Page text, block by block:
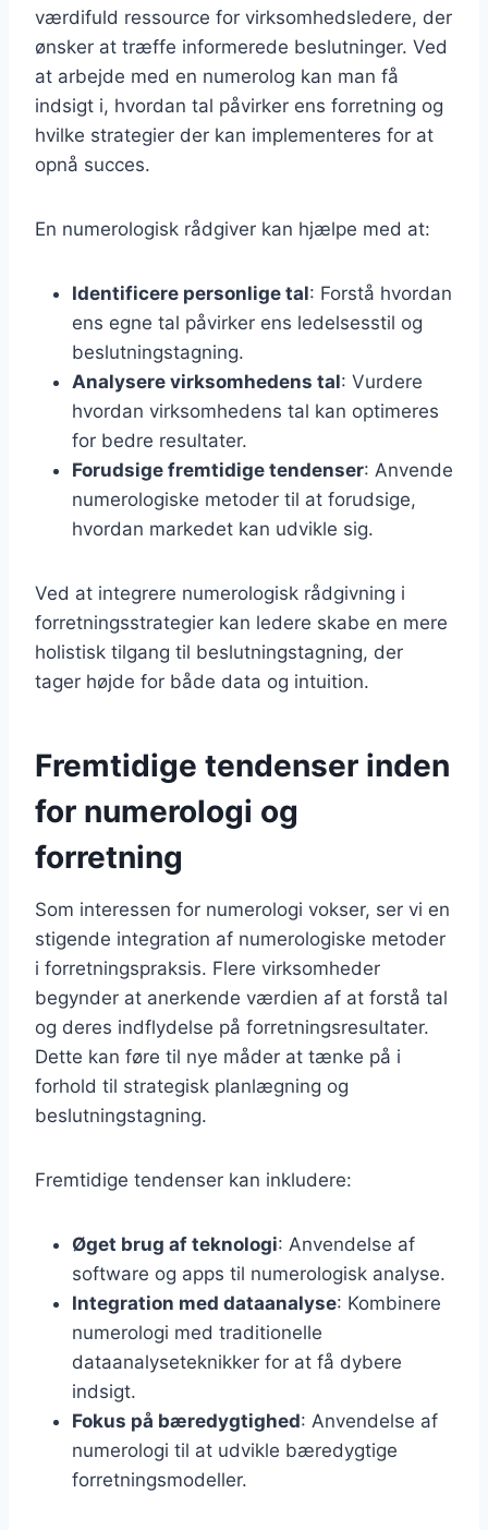
værdifuld ressource for virksomhedsledere, der
ønsker at træffe informerede beslutninger. Ved
at arbejde med en numerolog kan man få
indsigt i, hvordan tal påvirker ens forretning og
hvilke strategier der kan implementeres for at
opnå succes.
En numerologisk rådgiver kan hjælpe med at:
Identificere personlige tal: Forstå hvordan
ens egne tal påvirker ens ledelsesstil og
beslutningstagning.
Analysere virksomhedens tal: Vurdere
hvordan virksomhedens tal kan optimeres
for bedre resultater.
Forudsige fremtidige tendenser: Anvende
numerologiske metoder til at forudsige,
hvordan markedet kan udvikle sig.
Ved at integrere numerologisk rådgivning i
forretningsstrategier kan ledere skabe en mere
holistisk tilgang til beslutningstagning, der
tager højde for både data og intuition.
Fremtidige tendenser inden
for numerologi og
forretning
Som interessen for numerologi vokser, ser vi en
stigende integration af numerologiske metoder
i forretningspraksis. Flere virksomheder
begynder at anerkende værdien af at forstå tal
og deres indflydelse på forretningsresultater.
Dette kan føre til nye måder at tænke på i
forhold til strategisk planlægning og
beslutningstagning.
Fremtidige tendenser kan inkludere:
Øget brug af teknologi: Anvendelse af
software og apps til numerologisk analyse.
Integration med dataanalyse: Kombinere
numerologi med traditionelle
dataanalyseteknikker for at få dybere
indsigt.
Fokus på bæredygtighed: Anvendelse af
numerologi til at udvikle bæredygtige
forretningsmodeller.